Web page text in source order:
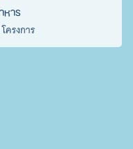
หาร
โครงการ